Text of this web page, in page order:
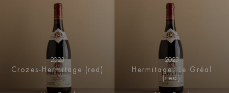
2023
Crozes-Hermitage (red)
2023
Hermitage, Le Gréal
(red)